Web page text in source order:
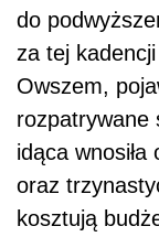
do
za tej
Owszem,
rozpatrywane
idąca
oraz
kosztują